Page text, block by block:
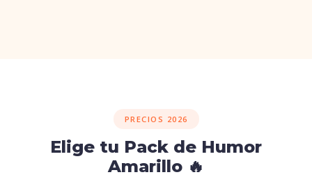
PRECIOS 2026
Elige tu Pack de Humor
Amarillo 🔥